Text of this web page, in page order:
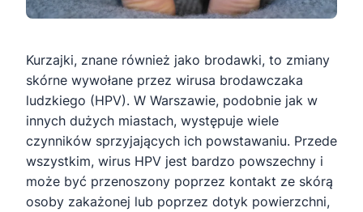
Kurzajki, znane również jako brodawki, to zmiany
skórne wywołane przez wirusa brodawczaka
ludzkiego (HPV). W Warszawie, podobnie jak w
innych dużych miastach, występuje wiele
czynników sprzyjających ich powstawaniu. Przede
wszystkim, wirus HPV jest bardzo powszechny i
może być przenoszony poprzez kontakt ze skórą
osoby zakażonej lub poprzez dotyk powierzchni,